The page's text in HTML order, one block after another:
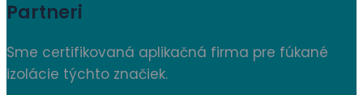
Partneri
Sme certifikovaná aplikačná firma pre fúkané
izolácie týchto značiek.